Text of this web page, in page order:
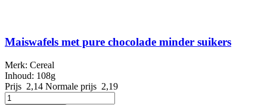
Maiswafels met pure chocolade minder suikers
Merk: Cereal
Inhoud: 108g
Prijs 2,14 Normale prijs 2,19